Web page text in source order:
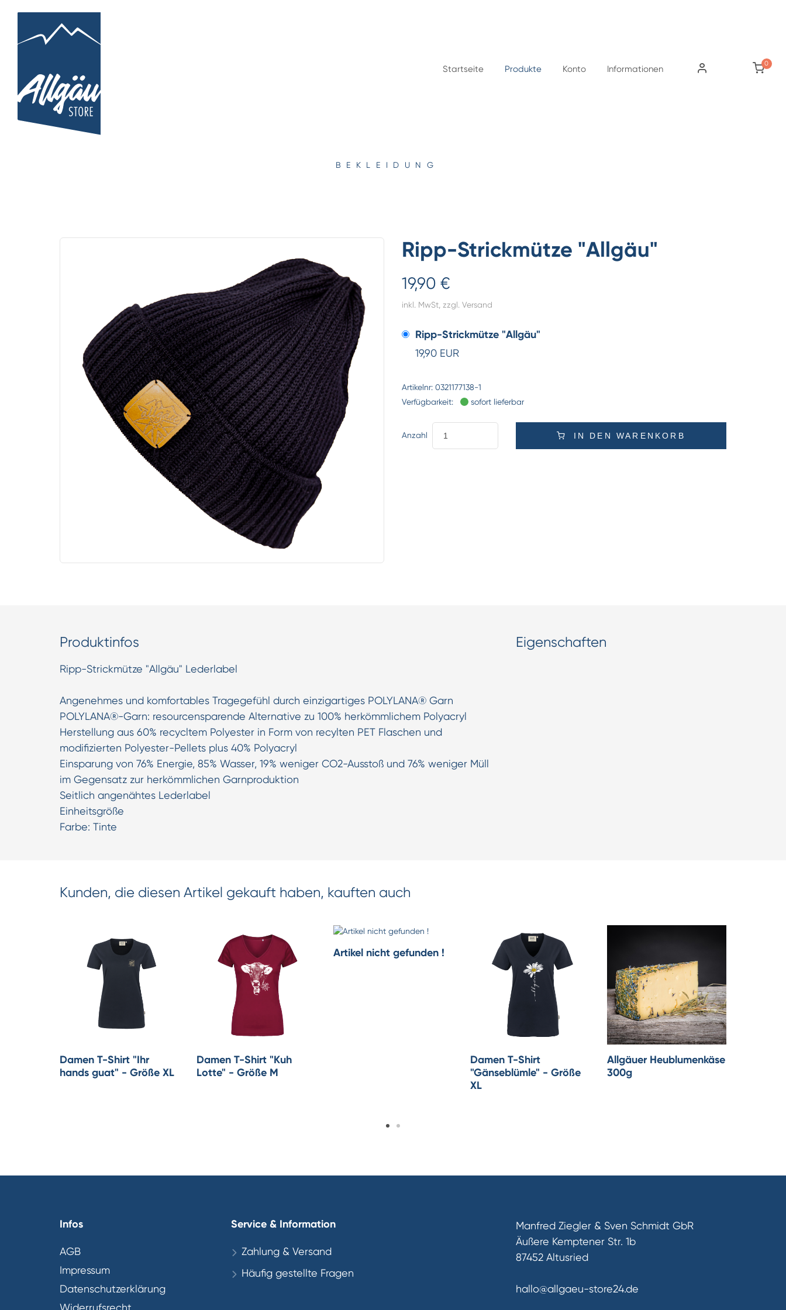
Startseite Produkte Konto Informationen
0
BEKLEIDUNG
Ripp-Strickmütze "Allgäu"
19,90 €
inkl. MwSt, zzgl. Versand
Ripp-Strickmütze "Allgäu"
19,90 EUR
Artikelnr: 0321177138-1
Verfügbarkeit:
sofort lieferbar
Anzahl IN DEN WARENKORB
Produktinfos
Ripp-Strickmütze "Allgäu" Lederlabel
Angenehmes und komfortables Tragegefühl durch einzigartiges POLYLANA® Garn
POLYLANA®-Garn: resourcensparende Alternative zu 100% herkömmlichem Polyacryl
Herstellung aus 60% recycltem Polyester in Form von recylten PET Flaschen und
modifizierten Polyester-Pellets plus 40% Polyacryl
Einsparung von 76% Energie, 85% Wasser, 19% weniger CO2-Ausstoß und 76% weniger Müll
im Gegensatz zur herkömmlichen Garnproduktion
Seitlich angenähtes Lederlabel
Einheitsgröße
Farbe: Tinte
Eigenschaften
Kunden, die diesen Artikel gekauft haben, kauften auch
Damen T-Shirt "Ihr
hands guat" - Größe XL
Damen T-Shirt "Kuh
Lotte" - Größe M
Artikel nicht gefunden !
Damen T-Shirt
"Gänseblümle" - Größe
XL
Allgäuer Heublumenkäse
300g
Infos
AGB
Impressum
Datenschutzerklärung
Widerrufsrecht
Service & Information
Zahlung & Versand
Häufig gestellte Fragen
Manfred Ziegler & Sven Schmidt GbR
Äußere Kemptener Str. 1b
87452 Altusried
hallo@allgaeu-store24.de